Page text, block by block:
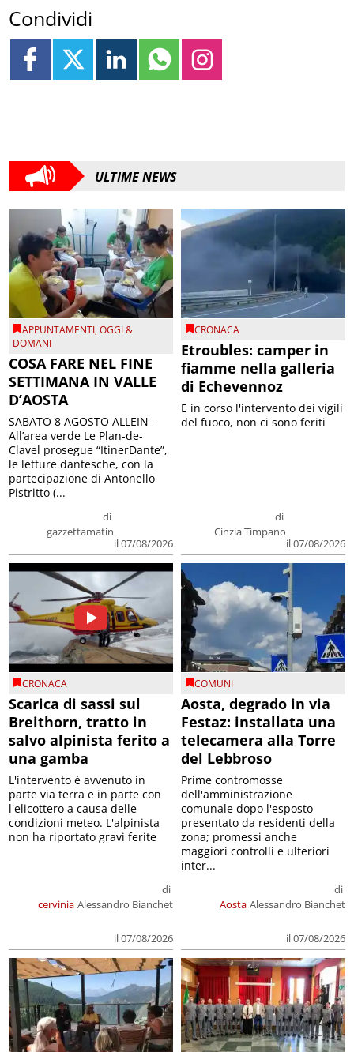
Condividi
ULTIME NEWS
APPUNTAMENTI,OGGI &
DOMANI
COSA FARE NEL FINE
SETTIMANA IN VALLE
D’AOSTA
di
gazzettamatin
il 07/08/2026
SABATO 8 AGOSTO ALLEIN –
All’area verde Le Plan-de-
Clavel prosegue “ItinerDante”,
le letture dantesche, con la
partecipazione di Antonello
Pistritto (...
CRONACA
Etroubles: camper in
fiamme nella galleria
di Echevennoz
di
Cinzia Timpano
il 07/08/2026
E in corso l'intervento dei vigili
del fuoco, non ci sono feriti
CRONACA
Scarica di sassi sul
Breithorn, tratto in
salvo alpinista ferito a
una gamba
cervinia
di
Alessandro Bianchet
il 07/08/2026
L'intervento è avvenuto in
parte via terra e in parte con
l'elicottero a causa delle
condizioni meteo. L'alpinista
non ha riportato gravi ferite
COMUNI
Aosta, degrado in via
Festaz: installata una
telecamera alla Torre
del Lebbroso
Aosta
di
Alessandro Bianchet
il 07/08/2026
Prime contromosse
dell'amministrazione
comunale dopo l'esposto
presentato da residenti della
zona; promessi anche
maggiori controlli e ulteriori
inter...